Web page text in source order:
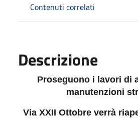
Contenuti correlati
Descrizione
Proseguono i lavori di
manutenzioni
Via XXII Ottobre verrà